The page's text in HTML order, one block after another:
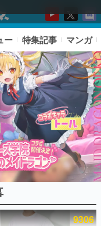
ー 特集記事 マンガ
9306